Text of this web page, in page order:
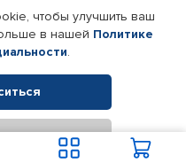
компании
права защищены.
Автопрофи.
чтобы улучшить ваш
в нашей Политике
.
В корзину